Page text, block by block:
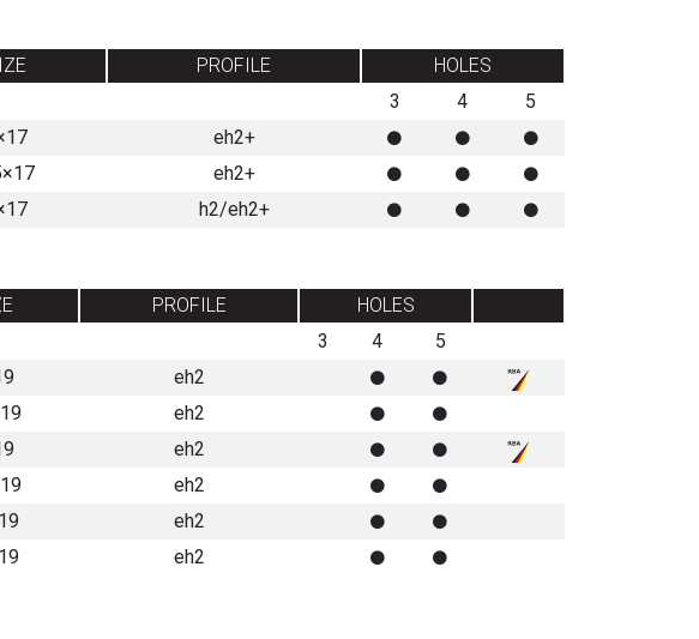
PROFILE
HOLES
3
4
5
eh2+
eh2+
h2/eh2+
PROFILE
HOLES
3
4
5
eh2
eh2
eh2
eh2
eh2
eh2